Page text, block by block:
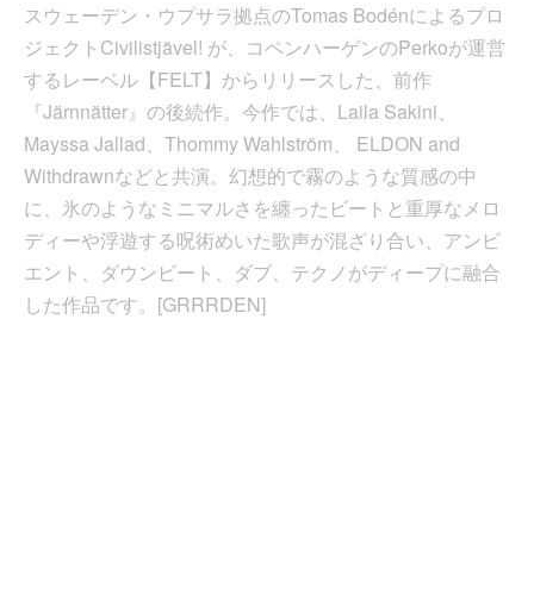
スウェーデン・ウプサラ拠点のTomas Bodénによるプロ
ジェクトCivilistjävel! が、コペンハーゲンのPerkoが運営
するレーベル【FELT】からリリースした、前作
『Järnnätter』の後続作。今作では、Laila Sakini、
Mayssa Jallad、Thommy Wahlström、 ELDON and
Withdrawnなどと共演。幻想的で霧のような質感の中
に、氷のようなミニマルさを纏ったビートと重厚なメロ
ディーや浮遊する呪術めいた歌声が混ざり合い、アンビ
エント、ダウンビート、ダブ、テクノがディープに融合
した作品です。[GRRRDEN]